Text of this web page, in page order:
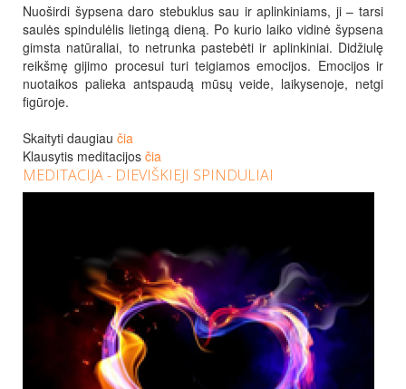
Nuoširdi šypsena daro stebuklus sau ir aplinkiniams, ji – tarsi
saulės spindulėlis lietingą dieną. Po kurio laiko vidinė šypsena
gimsta natūraliai, to netrunka pastebėti ir aplinkiniai. Didžiulę
reikšmę gijimo procesui turi teigiamos emocijos. Emocijos ir
nuotaikos palieka antspaudą mūsų veide, laikysenoje, netgi
figūroje.
Skaityti daugiau čia
Klausytis meditacijos čia
MEDITACIJA - DIEVIŠKIEJI SPINDULIAI